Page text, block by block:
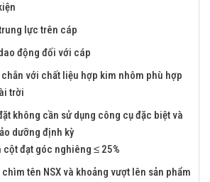
lực trên cáp
động đối với cáp
chắn với chất liệu hợp kim nhôm phù hợp
trời
không cần sử dụng công cụ đặc biệt và
dưỡng định kỳ
đạt góc nghiêng ≤ 25%
tên NSX và khoảng vượt lên sản phẩm